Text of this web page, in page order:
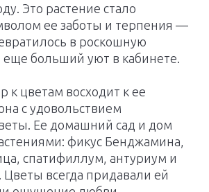
Это растение стало
ее заботы и терпения —
в роскошную
еще больший уют в кабинете.
к цветам восходит к ее
с удовольствием
Ее домашний сад и дом
фикус Бенджамина,
спатифиллум, антуриум и
Цветы всегда придавали ей